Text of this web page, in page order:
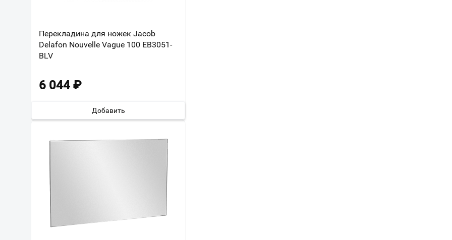
Перекладина для ножек Jacob
Delafon Nouvelle Vague 100 EB3051-
BLV
6 044 ₽
Добавить